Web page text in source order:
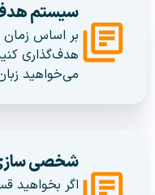
سیستم
بر اساس زمان
هدف‌گذاری
می‌خواهید
شخصی
اگر بخواهید